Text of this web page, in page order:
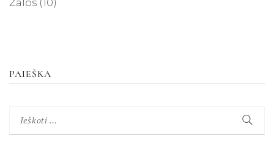
Žalos (10)
PAIEŠKA
Ieškoti: